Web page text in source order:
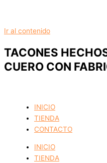
Ir al contenido
TACONES
CUERO CON
INICIO
TIENDA
CONTACTO
INICIO
TIENDA